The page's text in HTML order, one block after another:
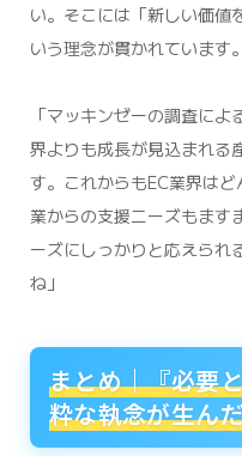
い。そこには「新しい価値
いう理念が貫かれています。
「マッキンゼーの調査に
界よりも成長が見込まれる
す。これからもEC業界は
業からの支援ニーズもます
ーズにしっかりと応えられ
ね」
まとめ｜『必要
粋な執念が生ん